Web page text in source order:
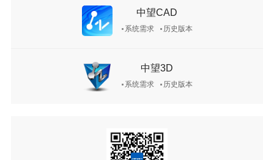
中望CAD
系统需求 历史版本
中望3D
系统需求 历史版本